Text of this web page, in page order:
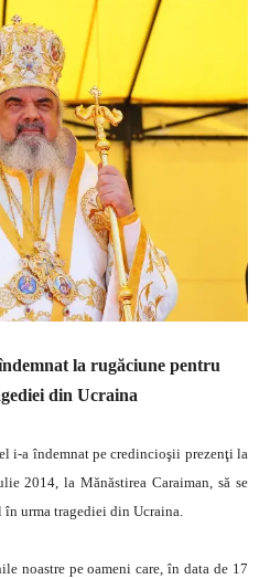
la rugăciune pentru
din Ucraina
i-a îndemnat pe credincioşii prezenţi la
2014, la Mănăstirea Caraiman, să se
urma tragediei din Ucraina.
noastre pe oameni care, în data de 17